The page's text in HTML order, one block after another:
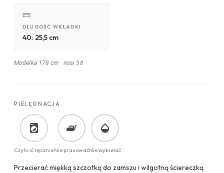
DŁUGOŚĆ WKŁADKI
40: 25,5 cm
Modelka 178 cm · nosi 38
PIELĘGNACJA
Czyścić ręcznieNie prasowaćNie wybielać
Przecierać miękką szczotką do zamszu i wilgotną ściereczką